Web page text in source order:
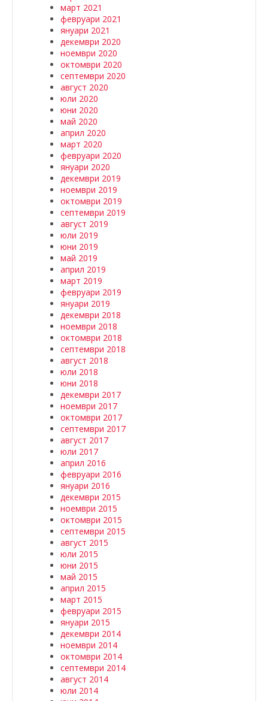
март 2021
февруари 2021
януари 2021
декември 2020
ноември 2020
октомври 2020
септември 2020
август 2020
юли 2020
юни 2020
май 2020
април 2020
март 2020
февруари 2020
януари 2020
декември 2019
ноември 2019
октомври 2019
септември 2019
август 2019
юли 2019
юни 2019
май 2019
април 2019
март 2019
февруари 2019
януари 2019
декември 2018
ноември 2018
октомври 2018
септември 2018
август 2018
юли 2018
юни 2018
декември 2017
ноември 2017
октомври 2017
септември 2017
август 2017
юли 2017
април 2016
февруари 2016
януари 2016
декември 2015
ноември 2015
октомври 2015
септември 2015
август 2015
юли 2015
юни 2015
май 2015
април 2015
март 2015
февруари 2015
януари 2015
декември 2014
ноември 2014
октомври 2014
септември 2014
август 2014
юли 2014